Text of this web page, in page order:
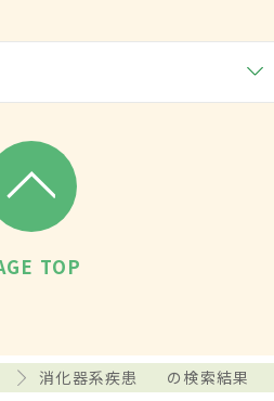
TOP
消化器系疾患 の検索結果